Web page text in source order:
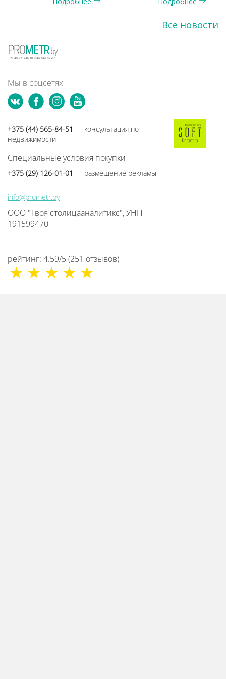
к
Все новости
Мы в соцсетях
+375 (44) 565-84-51 — консультация по
недвижимости
Специальные условия покупки
+375 (29) 126-01-01 — размещение рекламы
info@prometr.by
ООО "Твоя столицааналитикс", УНП
191599470
рейтинг: 4.59/5 (251 отзывов)